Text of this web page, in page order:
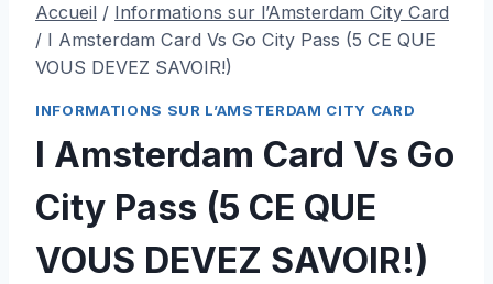
Accueil / Informations sur l’Amsterdam City Card
/ I Amsterdam Card Vs Go City Pass (5 CE QUE
VOUS DEVEZ SAVOIR!)
INFORMATIONS SUR L’AMSTERDAM CITY CARD
I Amsterdam Card Vs Go
City Pass (5 CE QUE
VOUS DEVEZ SAVOIR!)